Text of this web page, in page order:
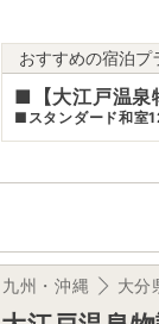
おすすめの宿泊プ
■【大江戸温泉
■スタンダード和室
九州・沖縄 大分